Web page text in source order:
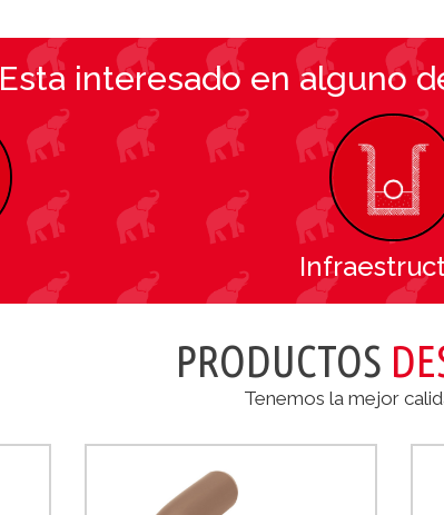
Esta interesado en alguno
PRODUCTOS
Tenemos la mejor